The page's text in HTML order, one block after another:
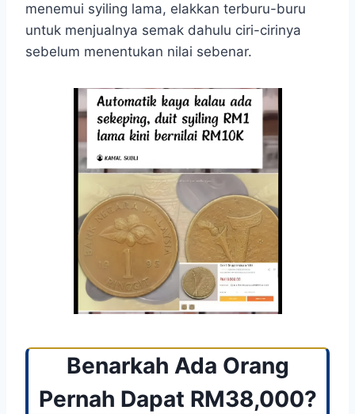
menemui syiling lama, elakkan terburu-buru
untuk menjualnya semak dahulu ciri-cirinya
sebelum menentukan nilai sebenar.
Benarkah Ada Orang
Pernah Dapat RM38,000?